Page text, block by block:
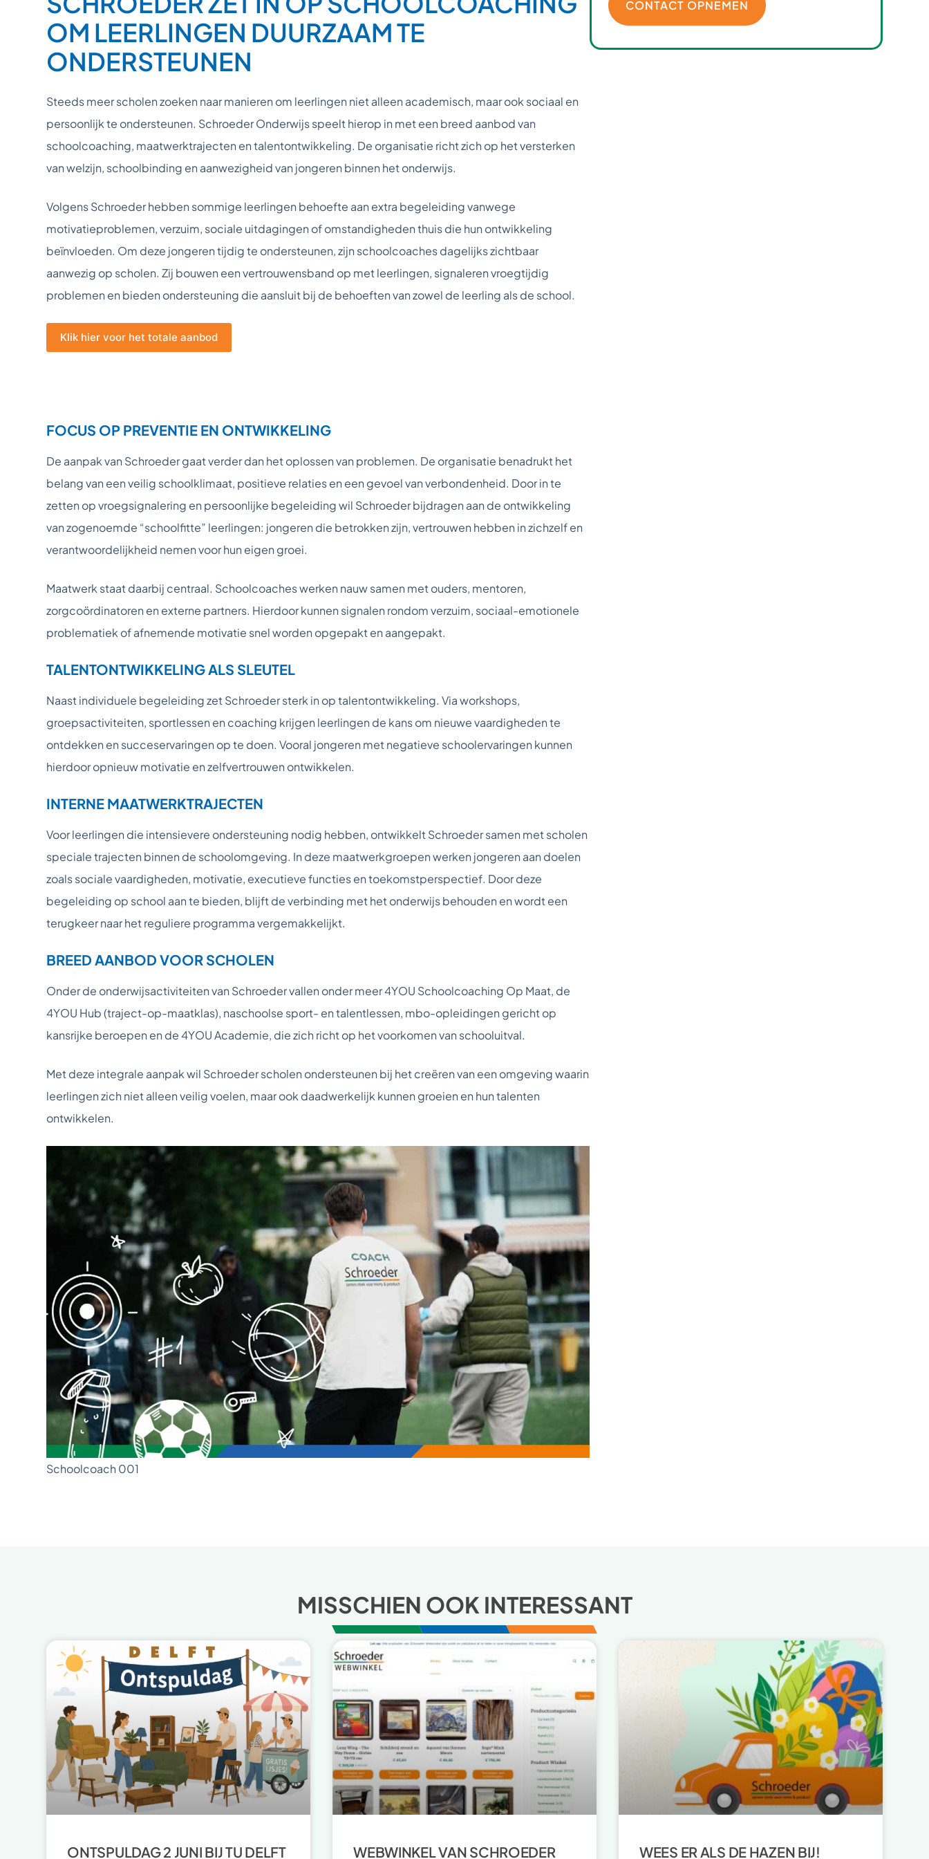
OM LEERLINGEN DUURZAAM TE
ONDERSTEUNEN
Steeds meer scholen zoeken naar manieren om leerlingen niet alleen academisch, maar ook sociaal en
persoonlijk te ondersteunen. Schroeder Onderwijs speelt hierop in met een breed aanbod van
schoolcoaching, maatwerktrajecten en talentontwikkeling. De organisatie richt zich op het versterken
van welzijn, schoolbinding en aanwezigheid van jongeren binnen het onderwijs.
Volgens Schroeder hebben sommige leerlingen behoefte aan extra begeleiding vanwege
motivatieproblemen, verzuim, sociale uitdagingen of omstandigheden thuis die hun ontwikkeling
beïnvloeden. Om deze jongeren tijdig te ondersteunen, zijn schoolcoaches dagelijks zichtbaar
aanwezig op scholen. Zij bouwen een vertrouwensband op met leerlingen, signaleren vroegtijdig
problemen en bieden ondersteuning die aansluit bij de behoeften van zowel de leerling als de school.
Klik hier voor het totale aanbod
FOCUS OP PREVENTIE EN ONTWIKKELING
De aanpak van Schroeder gaat verder dan het oplossen van problemen. De organisatie benadrukt het
belang van een veilig schoolklimaat, positieve relaties en een gevoel van verbondenheid. Door in te
zetten op vroegsignalering en persoonlijke begeleiding wil Schroeder bijdragen aan de ontwikkeling
van zogenoemde “schoolfitte” leerlingen: jongeren die betrokken zijn, vertrouwen hebben in zichzelf en
verantwoordelijkheid nemen voor hun eigen groei.
Maatwerk staat daarbij centraal. Schoolcoaches werken nauw samen met ouders, mentoren,
zorgcoördinatoren en externe partners. Hierdoor kunnen signalen rondom verzuim, sociaal-emotionele
problematiek of afnemende motivatie snel worden opgepakt en aangepakt.
TALENTONTWIKKELING ALS SLEUTEL
Naast individuele begeleiding zet Schroeder sterk in op talentontwikkeling. Via workshops,
groepsactiviteiten, sportlessen en coaching krijgen leerlingen de kans om nieuwe vaardigheden te
ontdekken en succeservaringen op te doen. Vooral jongeren met negatieve schoolervaringen kunnen
hierdoor opnieuw motivatie en zelfvertrouwen ontwikkelen.
INTERNE MAATWERKTRAJECTEN
Voor leerlingen die intensievere ondersteuning nodig hebben, ontwikkelt Schroeder samen met scholen
speciale trajecten binnen de schoolomgeving. In deze maatwerkgroepen werken jongeren aan doelen
zoals sociale vaardigheden, motivatie, executieve functies en toekomstperspectief. Door deze
begeleiding op school aan te bieden, blijft de verbinding met het onderwijs behouden en wordt een
terugkeer naar het reguliere programma vergemakkelijkt.
BREED AANBOD VOOR SCHOLEN
Onder de onderwijsactiviteiten van Schroeder vallen onder meer 4YOU Schoolcoaching Op Maat, de
4YOU Hub (traject-op-maatklas), naschoolse sport- en talentlessen, mbo-opleidingen gericht op
kansrijke beroepen en de 4YOU Academie, die zich richt op het voorkomen van schooluitval.
Met deze integrale aanpak wil Schroeder scholen ondersteunen bij het creëren van een omgeving waarin
leerlingen zich niet alleen veilig voelen, maar ook daadwerkelijk kunnen groeien en hun talenten
ontwikkelen.
Schoolcoach 001
CONTACT OPNEMEN
MISSCHIEN OOK INTERESSANT
ONTSPULDAG 2 JUNI BIJ TU DELFT WEBWINKEL VAN SCHROEDER WEES ER ALS DE HAZEN BIJ!